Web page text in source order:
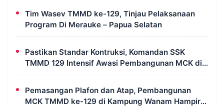
Tim Wasev TMMD ke-129, Tinjau Pelaksanaan
Program Di Merauke – Papua Selatan
Pastikan Standar Kontruksi, Komandan SSK
TMMD 129 Intensif Awasi Pembangunan MCK di
Wanam
Pemasangan Plafon dan Atap, Pembangunan
MCK TMMD ke-129 di Kampung Wanam Hampir